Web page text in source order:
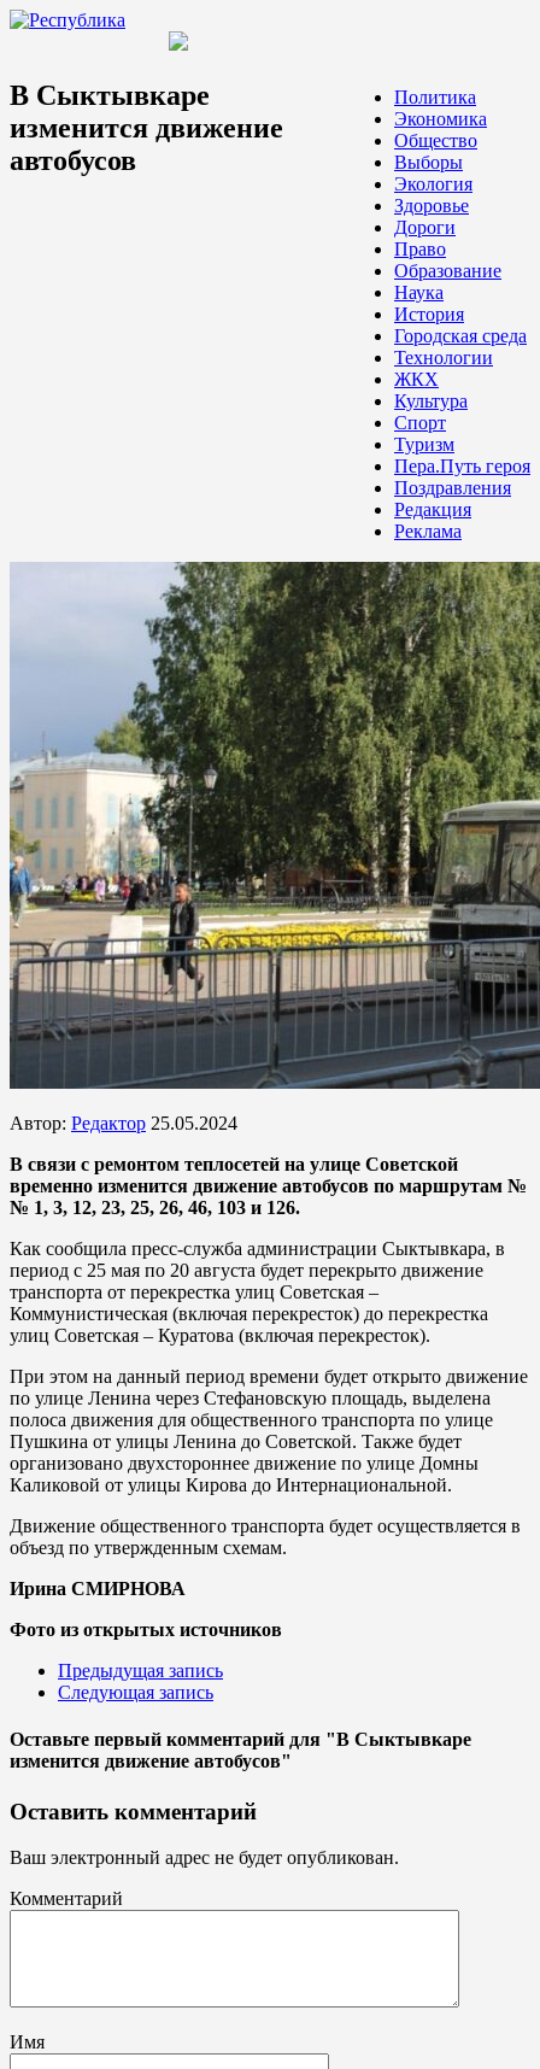
Политика
Экономика
Общество
Выборы
Экология
Здоровье
Дороги
Право
Образование
Наука
История
Городская среда
Технологии
ЖКХ
Культура
Спорт
Туризм
Пера.Путь героя
Поздравления
Редакция
Реклама
В Сыктывкаре
изменится движение
автобусов
Автор: Редактор 25.05.2024
В связи с ремонтом теплосетей на улице Советской
временно изменится движение автобусов по маршрутам №
№ 1, 3, 12, 23, 25, 26, 46, 103 и 126.
Как сообщила пресс-служба администрации Сыктывкара, в
период с 25 мая по 20 августа будет перекрыто движение
транспорта от перекрестка улиц Советская –
Коммунистическая (включая перекресток) до перекрестка
улиц Советская – Куратова (включая перекресток).
При этом на данный период времени будет открыто движение
по улице Ленина через Стефановскую площадь, выделена
полоса движения для общественного транспорта по улице
Пушкина от улицы Ленина до Советской. Также будет
организовано двухстороннее движение по улице Домны
Каликовой от улицы Кирова до Интернациональной.
Движение общественного транспорта будет осуществляется в
объезд по утвержденным схемам.
Ирина СМИРНОВА
Фото из открытых источников
Предыдущая запись
Следующая запись
Оставьте первый комментарий для "В Сыктывкаре
изменится движение автобусов"
Оставить комментарий
Ваш электронный адрес не будет опубликован.
Комментарий
Имя